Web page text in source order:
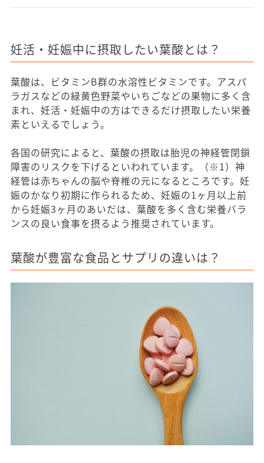
妊活・妊娠中に摂取したい葉酸とは？
葉酸は、ビタミンB群の水溶性ビタミンです。アスパ
ラガスなどの緑黄色野菜やいちごなどの果物に多く含
まれ、妊活・妊娠中の方はできるだけ摂取したい栄養
素といえるでしょう。
各国の研究によると、葉酸の摂取は胎児の神経管閉鎖
障害のリスクを下げるといわれています。（※1）神
経管は赤ちゃんの脳や脊椎の元になるところです。妊
娠のかなり初期に作られるため、妊娠の1ヶ月以上前
から妊娠3ヶ月のあいだは、葉酸を多く含む栄養バラ
ンスの良い食事を摂るよう推奨されています。
葉酸が豊富な食品とサプリの違いは？